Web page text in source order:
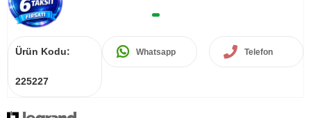
Ürün Kodu:
225227
Whatsapp Telefon